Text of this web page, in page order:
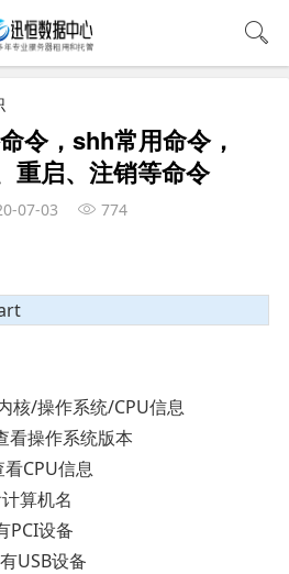
令，shh常用命令，
重启、注销等命令
07-03 774
作系统/CPU信息
操作系统版本
CPU信息
机名
设备
设备